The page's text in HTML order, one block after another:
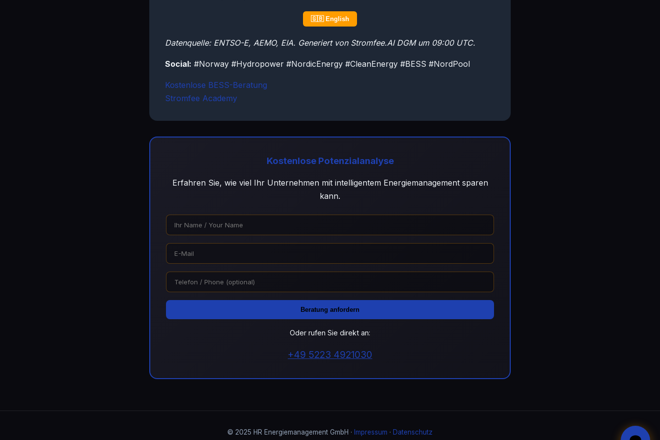
🇬🇧 English
Datenquelle: ENTSO-E, AEMO, EIA. Generiert von Stromfee.AI DGM um 09:00 UTC.
Social: #Norway #Hydropower #NordicEnergy #CleanEnergy #BESS #NordPool
Kostenlose BESS-Beratung
Stromfee Academy
Kostenlose Potenzialanalyse
Erfahren Sie, wie viel Ihr Unternehmen mit intelligentem Energiemanagement sparen
kann.
Beratung anfordern
Oder rufen Sie direkt an:
+49 5223 4921030
© 2025 HR Energiemanagement GmbH · Impressum · Datenschutz